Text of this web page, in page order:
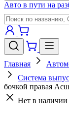
Авто в пути на
Главная
Система
бочкой правая
Нет в наличии